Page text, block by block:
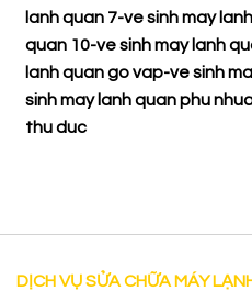
lanh quan 7-ve sinh may
quan 10-ve sinh may lanh
lanh quan go vap-ve sinh
sinh may lanh quan phu
thu duc
DỊCH VỤ SỬA CHỮA MÁY